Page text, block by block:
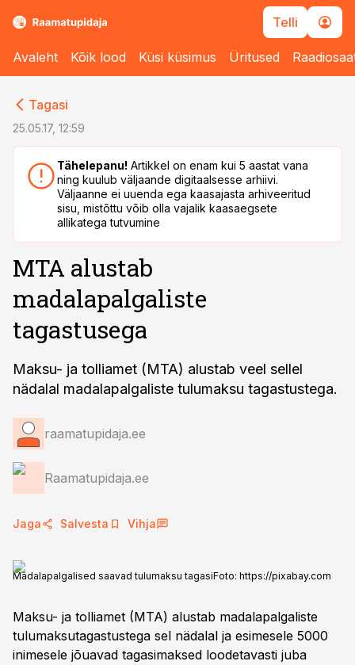
Telli
Avaleht Kõik lood Küsi küsimus Üritused
Tagasi
25.05.17, 12:59
Tähelepanu! Artikkel on enam kui 5 aastat vana
ning kuulub väljaande digitaalsesse arhiivi.
Väljaanne ei uuenda ega kaasajasta arhiveeritud
sisu, mistõttu võib olla vajalik kaasaegsete
allikatega tutvumine
MTA alustab
madalapalgaliste
tagastusega
Maksu- ja tolliamet (MTA) alustab veel sellel
nädalal madalapalgaliste tulumaksu tagastustega.
raamatupidaja.ee
Raamatupidaja.ee
Jaga Salvesta Vihja
Madalapalgalised saavad tulumaksu tagasiFoto: https://pixabay.com
Maksu- ja tolliamet (MTA) alustab madalapalgaliste
tulumaksutagastustega sel nädalal ja esimesele 5000
inimesele jõuavad tagasimaksed loodetavasti juba